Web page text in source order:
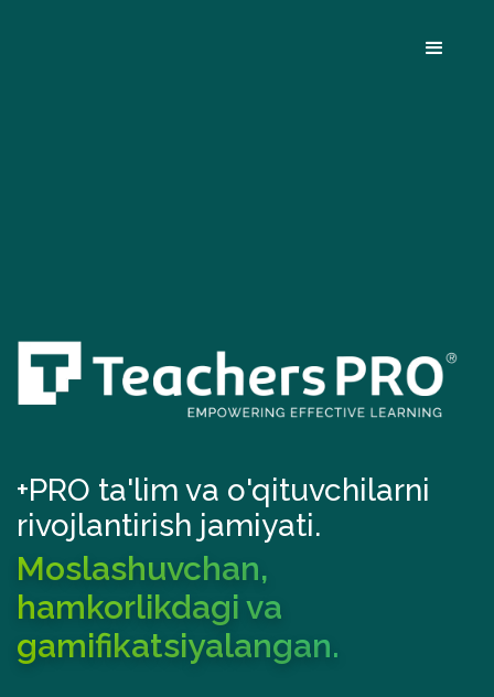
+PRO ta'lim va o'qituvchilarni
rivojlantirish jamiyati.
Moslashuvchan,
hamkorlikdagi va
gamifikatsiyalangan.